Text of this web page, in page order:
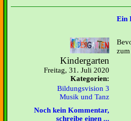
Ein
Kindergarten
Freitag, 31. Juli 2020
Kategorien:
Bildungsvision 3
Musik und Tanz
Noch kein Kommentar,
schreibe einen ...